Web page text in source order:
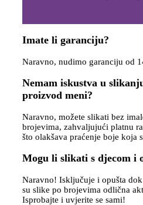
Imate li garanciju?
Naravno, nudimo garanciju od
Nemam iskustva u
proizvod meni?
Naravno, možete slikati bez
brojevima, zahvaljujući platnu
što olakšava praćenje boje koja
Mogu li slikati s djecom i
Naravno! Isključuje i opušta
su slike po brojevima odlična
Isprobajte i uvjerite se sami!